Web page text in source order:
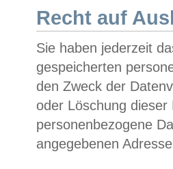
Recht auf
Sie haben jederzeit
gespeicherten
den Zweck der
oder Löschung
personenbezogene
angegebenen